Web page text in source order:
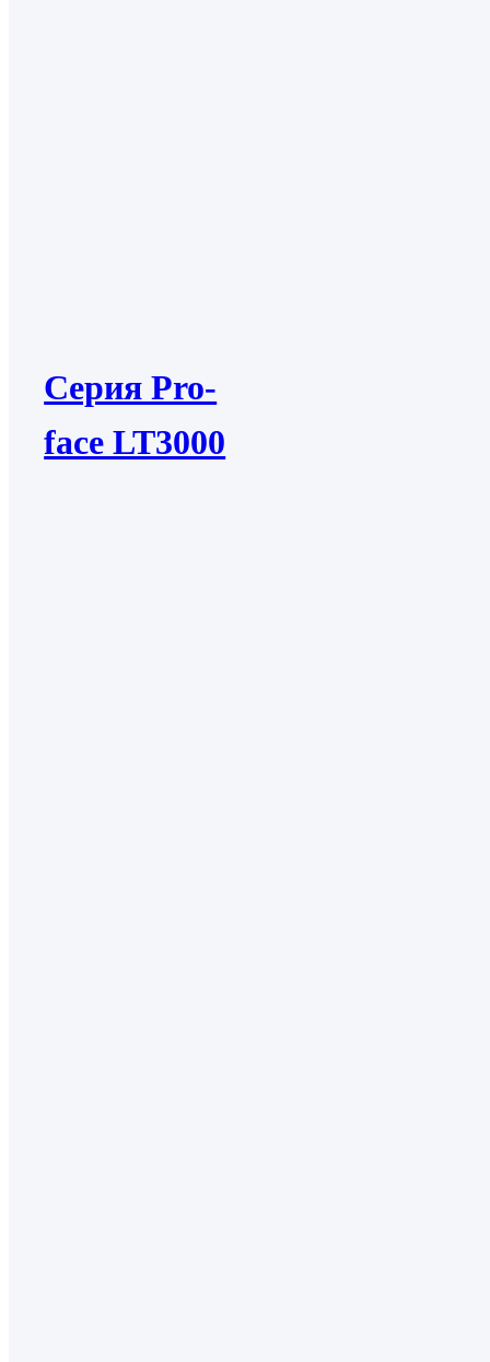
Серия Pro-
face LT3000